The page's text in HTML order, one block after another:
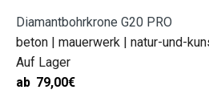
Diamantbohrkrone G20 PRO
beton | mauerwerk | natur-und-
Auf Lager
ab 79,00€